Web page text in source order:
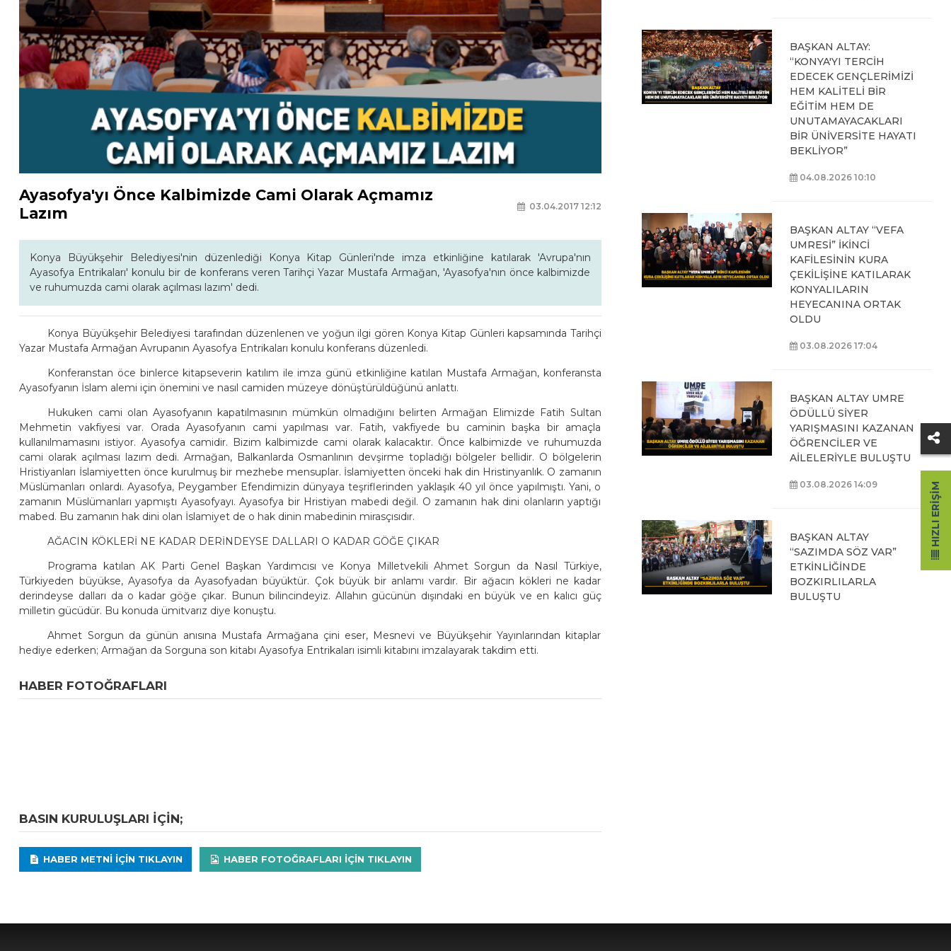
Ayasofya'yı Önce Kalbimizde Cami Olarak Açmamız
Lazım
03.04.2017 12:12
Konya Büyükşehir Belediyesi'nin düzenlediği Konya Kitap Günleri'nde imza etkinliğine katılarak 'Avrupa'nın
Ayasofya Entrikaları' konulu bir de konferans veren Tarihçi Yazar Mustafa Armağan, 'Ayasofya'nın önce kalbimizde
ve ruhumuzda cami olarak açılması lazım' dedi.
Konya Büyükşehir Belediyesi tarafından düzenlenen ve yoğun ilgi gören Konya Kitap Günleri kapsamında Tarihçi
Yazar Mustafa Armağan Avrupanın Ayasofya Entrikaları konulu konferans düzenledi.
Konferanstan öce binlerce kitapseverin katılım ile imza günü etkinliğine katılan Mustafa Armağan, konferansta
Ayasofyanın İslam alemi için önemini ve nasıl camiden müzeye dönüştürüldüğünü anlattı.
Hukuken cami olan Ayasofyanın kapatılmasının mümkün olmadığını belirten Armağan Elimizde Fatih Sultan
Mehmetin vakfiyesi var. Orada Ayasofyanın cami yapılması var. Fatih, vakfiyede bu caminin başka bir amaçla
kullanılmamasını istiyor. Ayasofya camidir. Bizim kalbimizde cami olarak kalacaktır. Önce kalbimizde ve ruhumuzda
cami olarak açılması lazım dedi. Armağan, Balkanlarda Osmanlının devşirme topladığı bölgeler bellidir. O bölgelerin
Hristiyanları İslamiyetten önce kurulmuş bir mezhebe mensuplar. İslamiyetten önceki hak din Hristinyanlık. O zamanın
Müslümanları onlardı. Ayasofya, Peygamber Efendimizin dünyaya teşriflerinden yaklaşık 40 yıl önce yapılmıştı. Yani, o
zamanın Müslümanları yapmıştı Ayasofyayı. Ayasofya bir Hristiyan mabedi değil. O zamanın hak dini olanların yaptığı
mabed. Bu zamanın hak dini olan İslamiyet de o hak dinin mabedinin mirasçısıdır.
AĞACIN KÖKLERİ NE KADAR DERİNDEYSE DALLARI O KADAR GÖĞE ÇIKAR
Programa katılan AK Parti Genel Başkan Yardımcısı ve Konya Milletvekili Ahmet Sorgun da Nasıl Türkiye,
Türkiyeden büyükse, Ayasofya da Ayasofyadan büyüktür. Çok büyük bir anlamı vardır. Bir ağacın kökleri ne kadar
derindeyse dalları da o kadar göğe çıkar. Bunun bilincindeyiz. Allahın gücünün dışındaki en büyük ve en kalıcı güç
milletin gücüdür. Bu konuda ümitvarız diye konuştu.
Ahmet Sorgun da günün anısına Mustafa Armağana çini eser, Mesnevi ve Büyükşehir Yayınlarından kitaplar
hediye ederken; Armağan da Sorguna son kitabı Ayasofya Entrikaları isimli kitabını imzalayarak takdim etti.
HABER FOTOĞRAFLARI
BASIN KURULUŞLARI IÇIN;
HABER METNI IÇIN TIKLAYIN HABER FOTOĞRAFLARI IÇIN TIKLAYIN
BAŞKAN ALTAY:
“KONYA'YI TERCİH
EDECEK GENÇLERİMİZİ
HEM KALİTELİ BİR
EĞİTİM HEM DE
UNUTAMAYACAKLARI
BİR ÜNİVERSİTE HAYATI
BEKLİYOR”
04.08.2026 10:10
BAŞKAN ALTAY “VEFA
UMRESİ” İKİNCİ
KAFİLESİNİN KURA
ÇEKİLİŞİNE KATILARAK
KONYALILARIN
HEYECANINA ORTAK
OLDU
03.08.2026 17:04
BAŞKAN ALTAY UMRE
ÖDÜLLÜ SİYER
YARIŞMASINI KAZANAN
ÖĞRENCİLER VE
AİLELERİYLE BULUŞTU
03.08.2026 14:09
BAŞKAN ALTAY
“SAZIMDA SÖZ VAR”
ETKİNLİĞİNDE
BOZKIRLILARLA
BULUŞTU
HIZLI ERIŞIM